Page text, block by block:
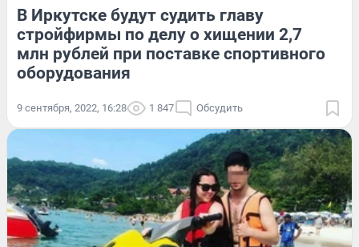
В Иркутске будут судить главу
стройфирмы по делу о хищении 2,7
млн рублей при поставке спортивного
оборудования
9 сентября, 2022, 16:28 1 847 Обсудить